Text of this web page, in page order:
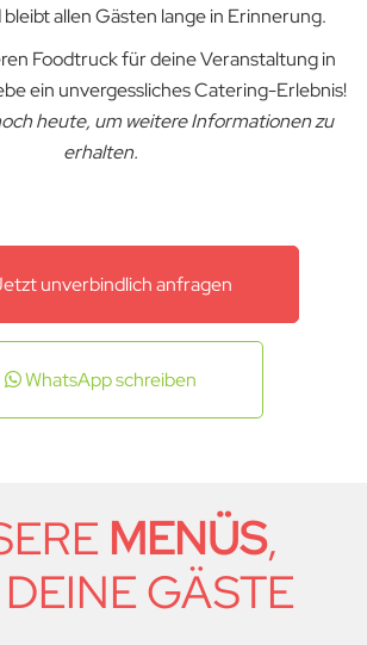
allen Gästen lange in Erinnerung.
Foodtruck für deine Veranstaltung in
ein unvergessliches Catering-Erlebnis!
heute, um weitere Informationen zu
erhalten.
unverbindlich anfragen
WhatsApp schreiben
MENÜS,
GÄSTE